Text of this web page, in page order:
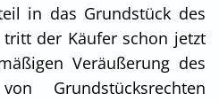
in das Grundstück des
der Käufer schon jetzt
Veräußerung des
Grundstücksrechten